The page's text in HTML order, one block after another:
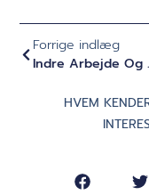
Forrige indlæg
Indre Arbejde
HVEM